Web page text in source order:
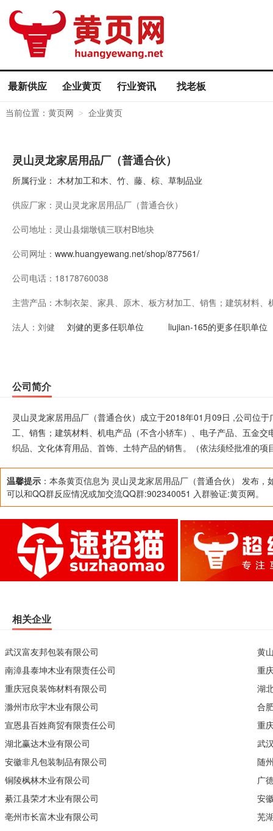
最新供应 企业黄页 行业资讯 找老板
当前位置： 黄页网 > 企业黄页
灵山灵龙家居用品厂（普通合伙）
所属行业： 木材加工和木、竹、藤、棕、草制品业
供应厂家： 灵山灵龙家居用品厂（普通合伙）
公司地址： 灵山县烟墩镇三联村B地块
公司网址： www.huangyewang.net/shop/877561/
公司电话： 18178760038
主营产品： 木制衣架、家具、原木、板方材加工、销售；建筑材料
品、五金交电、家用电器、日用百货、农副产品（不含
法人： 刘健 刘健的更多任职单位 liujian-165的更多任职单位
公司简介
灵山灵龙家居用品厂（普通合伙）成立于2018年01月09日 ,公司位
工、销售；建筑材料、机电产品（不含小轿车）、电子产品、五金
织品、文化体育用品、首饰、土特产品的销售。（依法须经批准的
温馨提示 ：本条黄页信息为 灵山灵龙家居用品厂（普通合伙） 发布
可以和QQ群反应情况或加交流QQ群:902340051 入群验证:黄页网。
相关企业
武汉富友邦包装有限公司
南漳县泰坤木业有限责任公司
重庆冠良装饰材料有限公司
滁州市欣宇木业有限公司
宣恩县百姓商贸有限责任公司
湖北赢达木业有限公司
安徽非凡包装制品有限公司
铜陵枫林木业有限公司
綦江县荣才木业有限公司
亳州市长富木业有限公司
黄
重
湖
合
重
武
随
广
安
芜